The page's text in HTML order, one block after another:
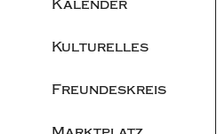
Kalender
Kulturelles
Freundeskreis